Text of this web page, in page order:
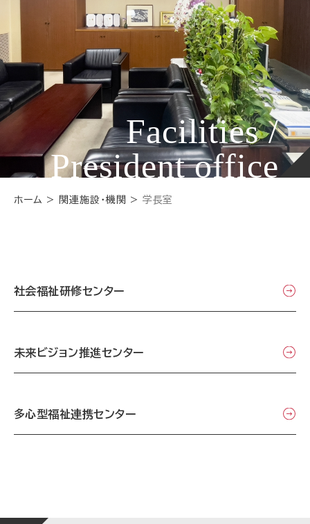
Facilities /
President office
ホーム 関連施設・機関 学長室
社会福祉研修センター
未来ビジョン推進センター
多心型福祉連携センター